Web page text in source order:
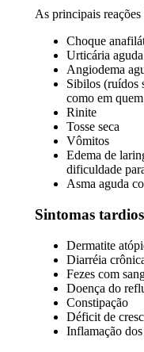
As principais reações
Choque
Urticária aguda
Angiodema
Sibilos (ruídos
como em
Rinite
Tosse seca
Vômitos
Edema de
dificuldade
Asma aguda
Sintomas tardios
Dermatite
Diarréia
Fezes com
Doença do
Constipação
Déficit de
Inflamação